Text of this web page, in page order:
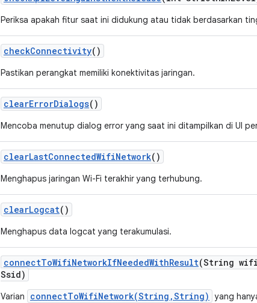
Periksa apakah fitur saat ini didukung atau tidak berdasarkan
checkConnectivity()
Pastikan perangkat memiliki konektivitas jaringan.
clearErrorDialogs()
Mencoba menutup dialog error yang saat ini ditampilkan di UI
clearLastConnectedWifiNetwork()
Menghapus jaringan Wi-Fi terakhir yang terhubung.
clearLogcat()
Menghapus data logcat yang terakumulasi.
connectToWifiNetworkIfNeededWithResult(String wifi
Ssid)
Varian connectToWifiNetwork(String,String) yang